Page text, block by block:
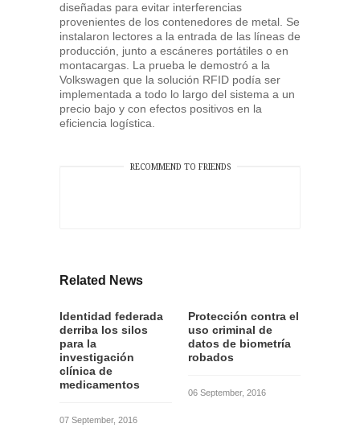
diseñadas para evitar interferencias
provenientes de los contenedores de metal. Se
instalaron lectores a la entrada de las líneas de
producción, junto a escáneres portátiles o en
montacargas. La prueba le demostró a la
Volkswagen que la solución RFID podía ser
implementada a todo lo largo del sistema a un
precio bajo y con efectos positivos en la
eficiencia logística.
RECOMMEND TO FRIENDS
Related News
Identidad federada
derriba los silos
para la
investigación
clínica de
medicamentos
07 September, 2016
Protección contra el
uso criminal de
datos de biometría
robados
06 September, 2016